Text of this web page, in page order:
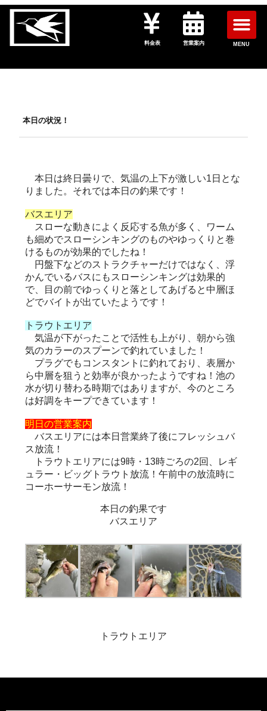
料金表 営業案内 MENU
本日の状況！
本日は終日曇りで、気温の上下が激しい1日とな
りました。それでは本日の釣果です！
バスエリア
スローな動きによく反応する魚が多く、ワーム
も細めでスローシンキングのものやゆっくりと巻
けるものが効果的でしたね！
円盤下などのストラクチャーだけではなく、浮
かんでいるバスにもスローシンキングは効果的
で、目の前でゆっくりと落としてあげると中層ほ
どでバイトが出ていたようです！
トラウトエリア
気温が下がったことで活性も上がり、朝から強
気のカラーのスプーンで釣れていました！
プラグでもコンスタントに釣れており、表層か
ら中層を狙うと効率が良かったようですね！池の
水が切り替わる時期ではありますが、今のところ
は好調をキープできています！
明日の営業案内
バスエリアには本日営業終了後にフレッシュバ
ス放流！
トラウトエリアには9時・13時ごろの2回、レギ
ュラー・ビッグトラウト放流！午前中の放流時に
コーホーサーモン放流！
本日の釣果です
バスエリア
トラウトエリア